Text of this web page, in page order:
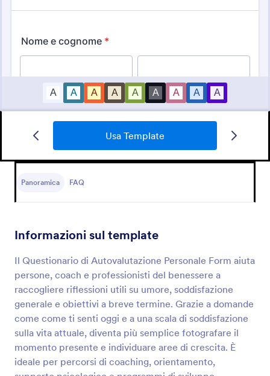
Usa Template
Panoramica FAQ
Informazioni sul template
Il Questionario di Autovalutazione Personale Form aiuta
persone, coach e professionisti del benessere a
raccogliere riflessioni utili su umore, soddisfazione
generale e obiettivi a breve termine. Grazie a domande
come come ti senti oggi e a una scala di soddisfazione
sulla vita attuale, diventa più semplice fotografare il
momento presente e individuare aree di crescita. È
ideale per percorsi di coaching, orientamento,
Ottimizza le tue consulenze fitness con il
Go to Category:
Template Questionario
Usa Template
Anteprima